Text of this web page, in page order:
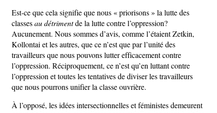
Est-ce que cela signifie que nous « priorisons » la lutte des
classesau détrimentde la lutte contre l’oppression?
Aucunement. Nous sommes d’avis, comme l’étaient Zetkin,
Kollontai et les autres, que ce n’est que par l’unité des
travailleurs que nous pouvons lutter efficacement contre
l’oppression. Réciproquement, ce n’est qu’en luttant contre
l’oppression et toutes les tentatives de diviser les travailleurs
que nous pourrons unifier la classe ouvrière.
À l’opposé, les idées intersectionnelles et féministes demeurent